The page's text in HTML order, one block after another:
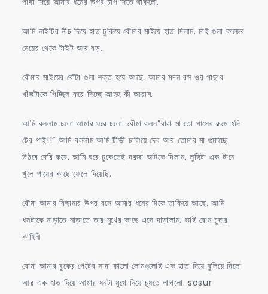
আমি নাইটির নীচ দিয়ে হাত ঢুকিয়ে বৌমার মাইয়ে হাত দিলাম. মাই গুলা কাজের
মেয়ের থেকে টাইট আর বড়.
বৌমার মাইয়ের বোঁটা গুলা শক্ত হয়ে আছে. আমার মদন রস ওর পাছার
খাঁজটাকে পিচ্ছিল করে দিচ্ছে আহহ কী আরাম.
আমি বললাম চলো আমার ঘরে চলো. বৌমা বলল”বাবা মা তো পাসের রূমে যদি
টের পাই!!” আমি বললাম আমি টীভী চালিয়ে দেব আর তোমার মা গুমাচ্ছে
উঠবে দেরি করে. আমি ঘরে ঢুকেতেই দরজা আটকে দিলাম, লুঙ্গিটা এক টানে
খুলে পায়ের কাছে ফেলে দিয়েছি.
বৌমা আমার বিছানার উপর বসে আমার ধনের দিকে তাকিয়ে আছে. আমি
ধনটাকে নাড়াতে নাড়াতে তার মুখের কাছে এসে দাড়ালাম. ভাই বোন চুদার
কাহিনী
বৌমা আমার বুকের পেটের সাদা কালো লোমগুলোই এক হাত দিয়ে বুলিয়ে দিলো
আর এক হাত দিয়ে আমার ধনটা মুখে নিয়ে চুষতে লাগলো. sosur